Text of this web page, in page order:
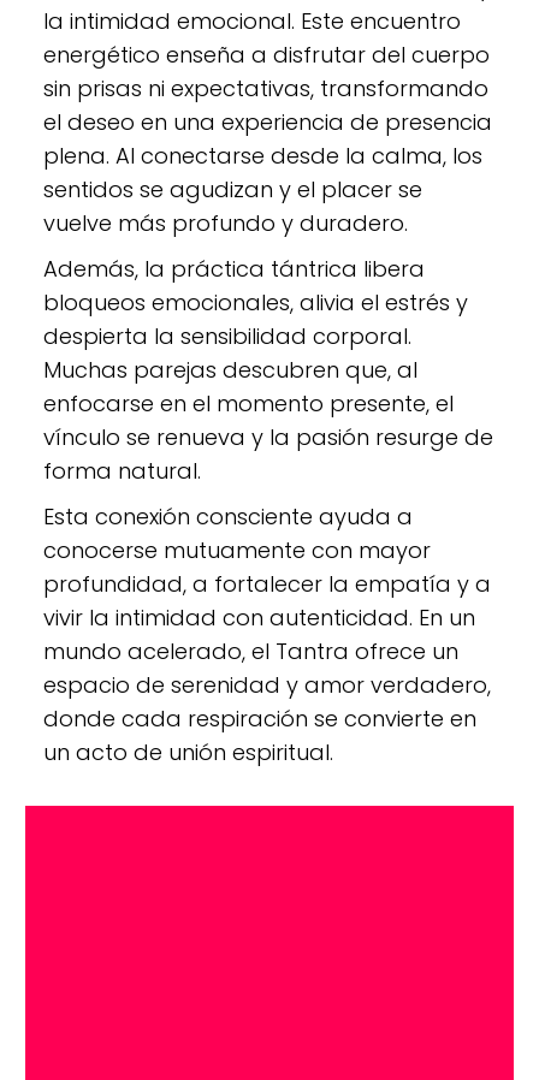
la intimidad emocional. Este encuentro
energético enseña a disfrutar del cuerpo
sin prisas ni expectativas, transformando
el deseo en una experiencia de presencia
plena. Al conectarse desde la calma, los
sentidos se agudizan y el placer se
vuelve más profundo y duradero.
Además, la práctica tántrica libera
bloqueos emocionales, alivia el estrés y
despierta la sensibilidad corporal.
Muchas parejas descubren que, al
enfocarse en el momento presente, el
vínculo se renueva y la pasión resurge de
forma natural.
Esta conexión consciente ayuda a
conocerse mutuamente con mayor
profundidad, a fortalecer la empatía y a
vivir la intimidad con autenticidad. En un
mundo acelerado, el Tantra ofrece un
espacio de serenidad y amor verdadero,
donde cada respiración se convierte en
un acto de unión espiritual.